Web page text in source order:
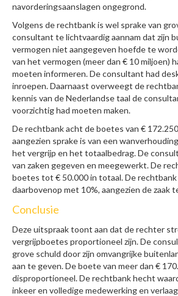
navorderingsaanslagen ongegrond.
Volgens de rechtbank is wel sprake van
consultant te lichtvaardig aannam dat zijn
vermogen niet aangegeven hoefde te
van het vermogen (meer dan € 10 miljoen)
moeten informeren. De consultant had
inroepen. Daarnaast overweegt de
kennis van de Nederlandse taal de
voorzichtig had moeten maken.
De rechtbank acht de boetes van €
aangezien sprake is van een
het vergrijp en het totaalbedrag. De
van zaken gegeven en meegewerkt. De
boetes tot € 50.000 in totaal. De
daarbovenop met 10%, aangezien de zaak
Conclusie
Deze uitspraak toont aan dat de rechter
vergrijpboetes proportioneel zijn. De
grove schuld door zijn omvangrijke
aan te geven. De boete van meer dan €
disproportioneel. De rechtbank hecht
inkeer en volledige medewerking en